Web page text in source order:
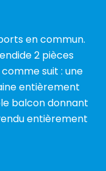
en commun.
2 pièces
comme suit : une
entièrement
balcon donnant
entièrement